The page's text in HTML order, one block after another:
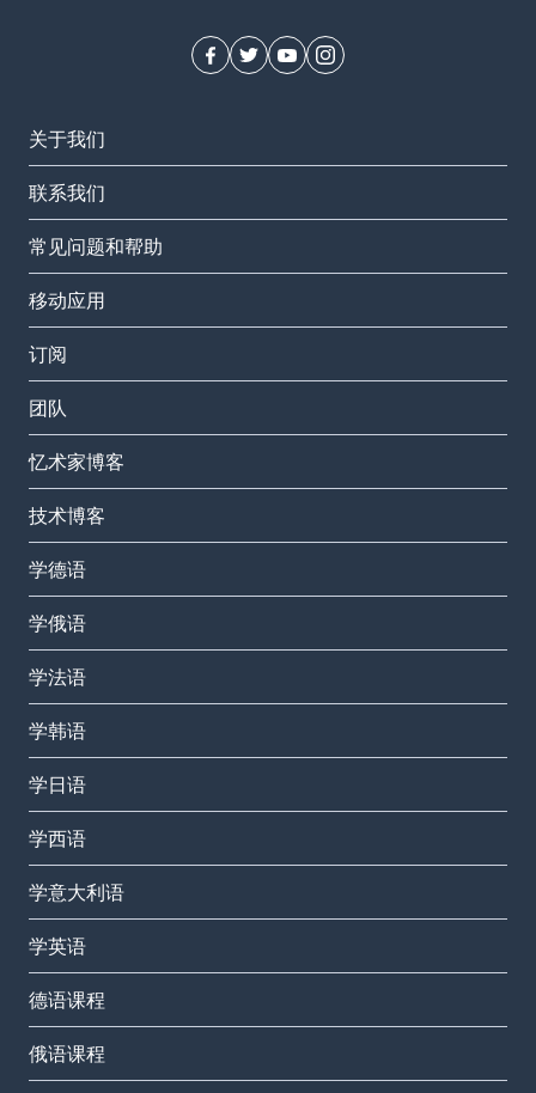
关于我们
联系我们
常见问题和帮助
移动应用
订阅
团队
忆术家博客
技术博客
学德语
学俄语
学法语
学韩语
学日语
学西语
学意大利语
学英语
德语课程
俄语课程